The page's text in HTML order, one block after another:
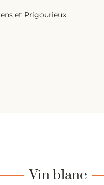
et Prigourieux.
Vin blanc